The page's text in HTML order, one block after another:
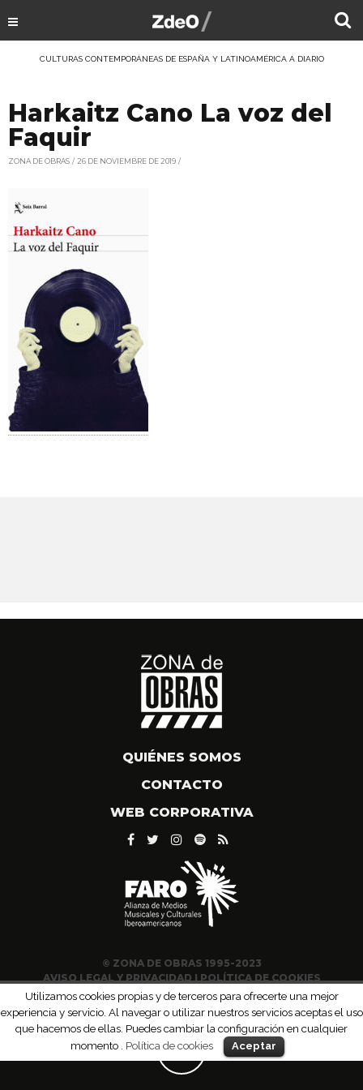
CULTURAS CONTEMPORÁNEAS DE ESPAÑA Y LATINOAMÉRICA A DIARIO
Harkaitz Cano La voz del
Faquir
ZONA DE OBRAS 26 DE NOVIEMBRE DE 2019
QUIÉNES SOMOS
CONTACTO
WEB CORPORATIVA
© ZONA DE OBRAS 1995-2023
AVISO LEGAL Y PRIVACIDAD|POLÍTICA DE COOKIES
Utilizamos cookies propias y de terceros para ofrecerte una mejor
experiencia y servicio. Al navegar o utilizar nuestros servicios aceptas el uso
que hacemos de ellas. Puedes cambiar la configuración en cualquier
momento . Política de cookies Aceptar